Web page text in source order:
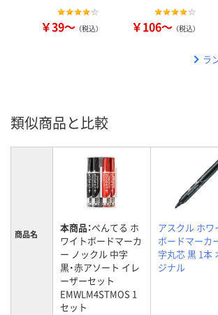
￥39～ （税込） ￥106～ （税込）
ラ
類似商品と比較
商品名 本商品：ぺんてる ホ
ワイトボードマーカ
ー ノックル 中字
黒・赤アソート イレ
ーザーセット
EMWLM4STMOS 1
セット
アスクル ホワ
ボードマーカ
字丸芯 黒 1本
ジナル